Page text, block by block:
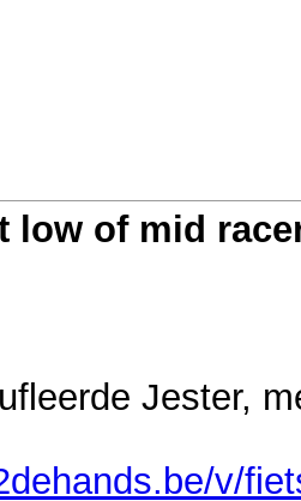
low of mid
Jester,
v/